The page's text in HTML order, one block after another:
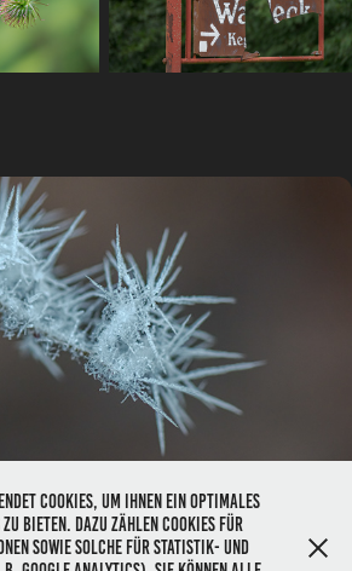
Rauhreif
01/2025
HerzogPictures📌Impressum 📌
📌Links 📌Kontakt - Interesse geweckt?
Cookies, um Ihnen ein optimales
bieten. Dazu zählen Cookies für
sowie solche für Statistik- und